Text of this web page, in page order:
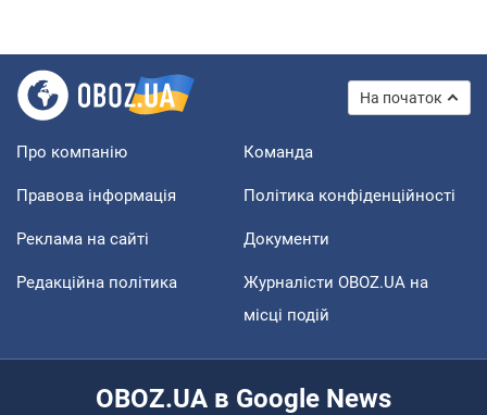
На початок
Про компанію Команда
Правова інформація Політика конфіденційності
Реклама на сайті Документи
Редакційна політика
Журналісти OBOZ.UA на
місці подій
OBOZ.UA в Google News